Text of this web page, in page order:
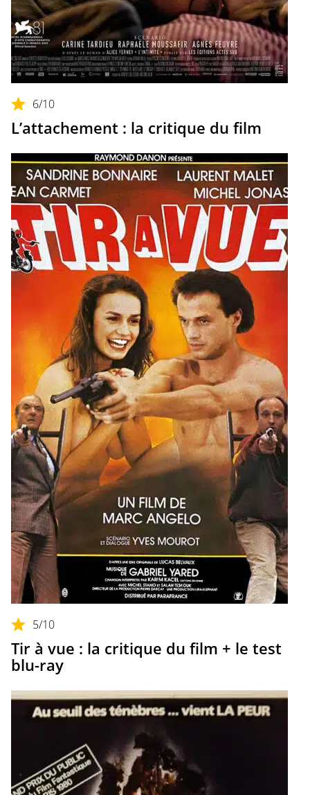
6/10
L’attachement : la critique du film
5/10
Tir à vue : la critique du film + le test
blu-ray